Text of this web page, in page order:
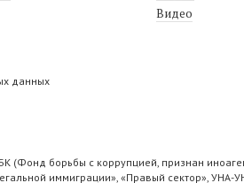
Видео
данных
(Фонд борьбы с коррупцией, признан
иммиграции», «Правый сектор»,